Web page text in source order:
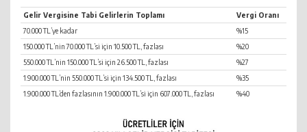
Gelir Vergisine Tabi Gelirlerin Toplamı
Vergi Oranı
70.000 TL’ye kadar
%15
150.000 TL’nin 70.000 TL’si için 10.500 TL, fazlası
%20
550.000 TL’nin 150.000 TL’si için 26.500 TL, fazlası
%27
1.900.000 TL’nin 550.000 TL’si için 134.500 TL, fazlası
%35
1.900.000 TL’den fazlasının 1.900.000 TL’si için 607.000 TL, fazlası
%40